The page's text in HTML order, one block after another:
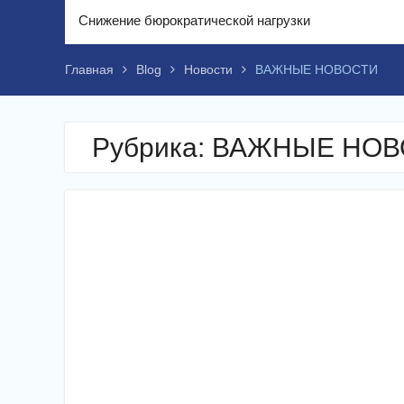
Снижение бюрократической нагрузки
Главная Blog Новости ВАЖНЫЕ НОВОСТИ
Рубрика: ВАЖНЫЕ